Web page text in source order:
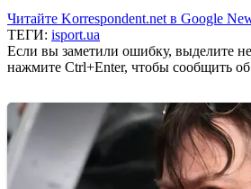
Читайте Korrespondent.net в Google
ТЕГИ: isport.ua
Если вы заметили ошибку, выделите
нажмите Ctrl+Enter, чтобы сообщить